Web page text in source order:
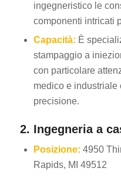
ingegneristico le
componenti intricati
Capacità: È
stampaggio a
con particolare
medico e industriale
precisione.
2. Ingegneria a
Posizione: 4950
Rapids, MI 49512